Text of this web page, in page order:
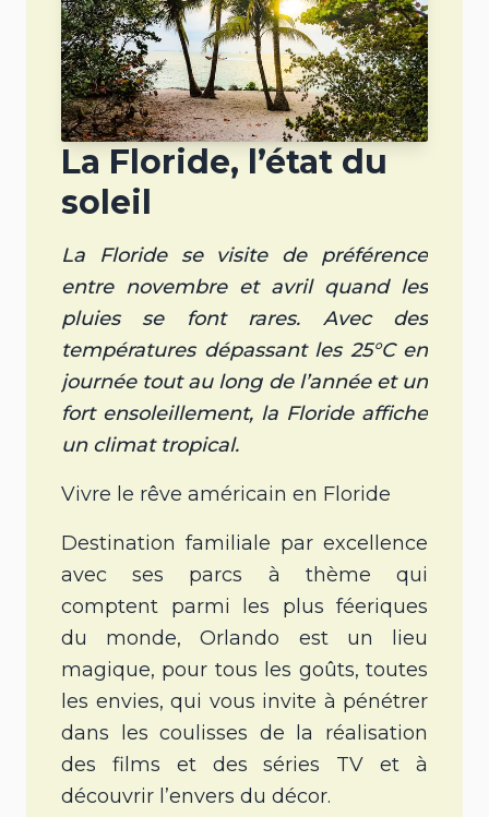
La Floride, l’état du
soleil
La Floride se visite de préférence
entre novembre et avril quand les
pluies se font rares. Avec des
températures dépassant les 25°C en
journée tout au long de l’année et un
fort ensoleillement, la Floride affiche
un climat tropical.
Vivre le rêve américain en Floride
Destination familiale par excellence
avec ses parcs à thème qui
comptent parmi les plus féeriques
du monde, Orlando est un lieu
magique, pour tous les goûts, toutes
les envies, qui vous invite à pénétrer
dans les coulisses de la réalisation
des films et des séries TV et à
découvrir l’envers du décor.